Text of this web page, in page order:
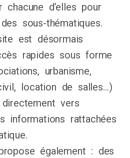
d’elles pour
sous-thématiques.
est désormais
rapides sous forme
urbanisme,
location de salles…)
vers
informations rattachées
également : des